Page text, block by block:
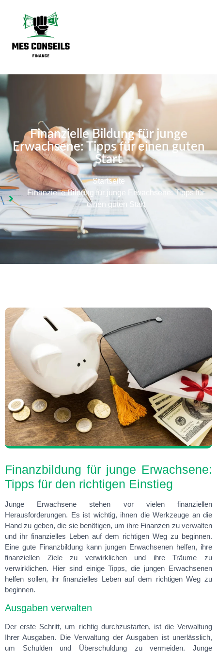
Finanzielle Bildung für junge
Erwachsene: Tipps für einen guten
Start
Startseite
Finanzielle Bildung für junge Erwachsene: Tipps für
einen guten Start
Finanzbildung für junge Erwachsene:
Tipps für den richtigen Einstieg
Junge Erwachsene stehen vor vielen finanziellen
Herausforderungen. Es ist wichtig, ihnen die Werkzeuge an die
Hand zu geben, die sie benötigen, um ihre Finanzen zu verwalten
und ihr finanzielles Leben auf dem richtigen Weg zu beginnen.
Eine gute Finanzbildung kann jungen Erwachsenen helfen, ihre
finanziellen Ziele zu verwirklichen und ihre Träume zu
verwirklichen. Hier sind einige Tipps, die jungen Erwachsenen
helfen sollen, ihr finanzielles Leben auf dem richtigen Weg zu
beginnen.
Ausgaben verwalten
Der erste Schritt, um richtig durchzustarten, ist die Verwaltung
Ihrer Ausgaben. Die Verwaltung der Ausgaben ist unerlässlich,
um Schulden und Überschuldung zu vermeiden. Junge